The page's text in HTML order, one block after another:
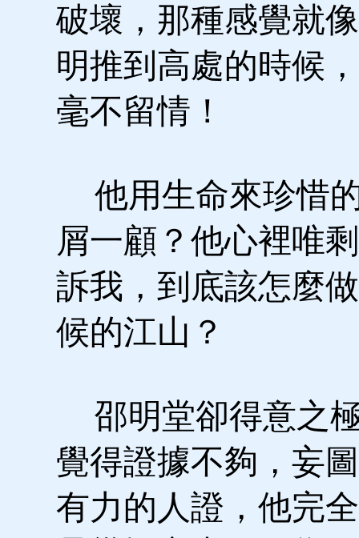
破壞，那種感覺就
明推到高處的時候
毫不留情！
他用生命來珍惜
屑一顧？他心裡唯
訴我，到底該怎麼
候的江山？
邵明堂卻得意之
覺得證據不夠，妄
有力的人證，他完